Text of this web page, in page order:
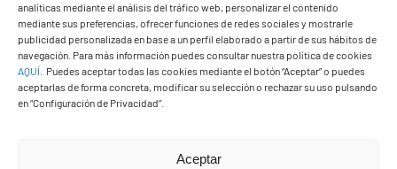
analíticas mediante el análisis del tráfico web, personalizar el contenido
mediante sus preferencias, ofrecer funciones de redes sociales y mostrarle
publicidad personalizada en base a un perfil elaborado a partir de sus hábitos de
navegación. Para más información puedes consultar nuestra política de cookies
AQUÍ
Puedes aceptar todas las cookies mediante el botón “Aceptar” o puedes
aceptarlas de forma concreta, modificar su selección o rechazar su uso pulsando
en “Configuración de Privacidad”.
Aceptar